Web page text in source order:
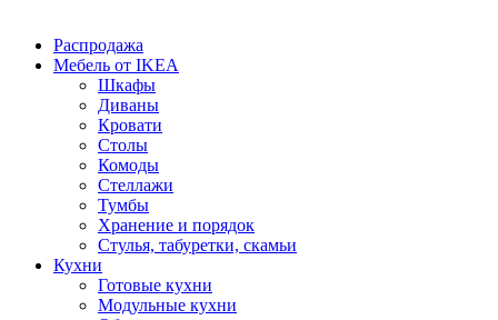
Распродажа
Мебель от IKEA
Шкафы
Диваны
Кровати
Столы
Комоды
Стеллажи
Тумбы
Хранение и порядок
Стулья, табуретки, скамьи
Кухни
Готовые кухни
Модульные кухни